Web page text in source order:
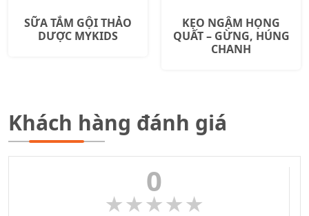
SỮA TẮM GỘI THẢO
DƯỢC MYKIDS
KẸO NGẬM HỌNG
QUẤT – GỪNG, HÚNG
CHANH
Khách hàng đánh giá
0
★★★★★
★★★★★